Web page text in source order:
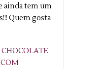
ainda tem um
Quem gosta